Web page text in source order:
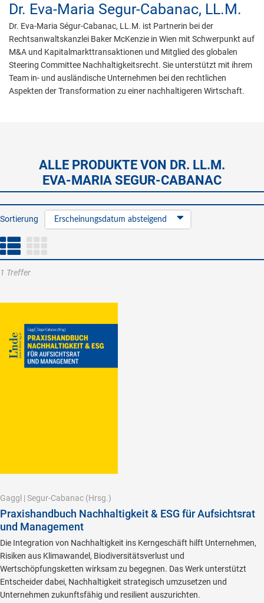
Dr. Eva-Maria Segur-Cabanac, LL.M.
Dr. Eva-Maria Ségur-Cabanac, LL.M. ist Partnerin bei der
Rechtsanwaltskanzlei Baker McKenzie in Wien mit Schwerpunkt auf
M&A und Kapitalmarkttransaktionen und Mitglied des globalen
Steering Committee Nachhaltigkeitsrecht. Sie unterstützt mit ihrem
Team in- und ausländische Unternehmen bei den rechtlichen
Aspekten der Transformation zu einer nachhaltigeren Wirtschaft.
ALLE PRODUKTE VON DR. LL.M.
EVA-MARIA SEGUR-CABANAC
Sortierung Erscheinungsdatum absteigend
1 Treffer
Gaggl | Segur-Cabanac (Hrsg.)
Praxishandbuch Nachhaltigkeit & ESG für Aufsichtsrat
und Management
Die Integration von Nachhaltigkeit ins Kerngeschäft hilft Unternehmen,
Risiken aus Klimawandel, Biodiversitätsverlust und
Wertschöpfungsketten wirksam zu begegnen. Das Werk unterstützt
Entscheider dabei, Nachhaltigkeit strategisch umzusetzen und
Unternehmen zukunftsfähig und resilient auszurichten.